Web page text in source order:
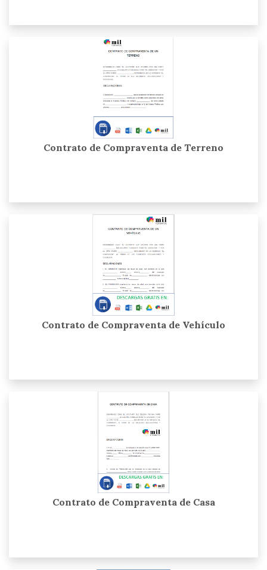
Contrato de Compraventa de Terreno
Contrato de Compraventa de Vehículo
Contrato de Compraventa de Casa